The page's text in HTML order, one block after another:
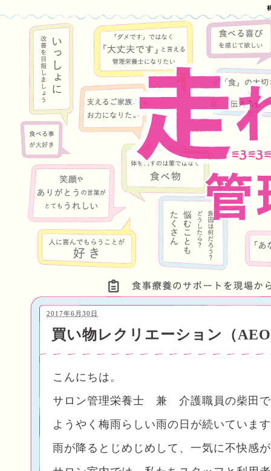
買い物レクリエーション（
2017年6月30日
こんにちは。
サロン管理栄養士 兼 介護職員の柴田
ようやく梅雨らしい雨の日が続いていま
雨が降るとじめじめして、一気に不快感